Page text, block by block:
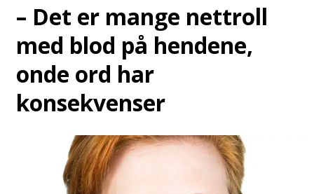
– Det er mange nettroll
med blod på hendene,
onde ord har
konsekvenser